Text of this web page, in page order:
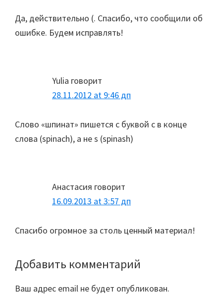
Да, действительно (. Спасибо, что сообщили об
ошибке. Будем исправлять!
Yulia говорит
28.11.2012 at 9:46 дп
Слово «шпинат» пишется с буквой с в конце
слова (spinach), а не s (spinash)
Анастасия говорит
16.09.2013 at 3:57 дп
Спасибо огромное за столь ценный материал!
Добавить комментарий
Ваш адрес email не будет опубликован.